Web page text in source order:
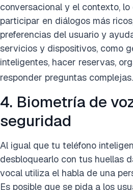
conversacional y el contexto,
participar en diálogos más
preferencias del usuario y
servicios y dispositivos, como
inteligentes, hacer reservas,
responder preguntas complejas.
4. Biometría de
seguridad
Al igual que tu teléfono
desbloquearlo con tus huellas
vocal utiliza el habla de una
Es posible que se pida a los